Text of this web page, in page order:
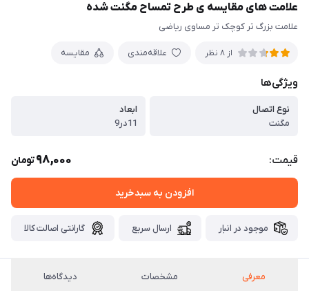
علامت های مقایسه ی طرح تمساح مگنت شده
علامت بزرگ تر کوچک تر مساوی ریاضی
از 8 نظر علاقه‌مندی مقایسه
ویژگی‌ها
نوع اتصال
مگنت
ابعاد
11در9
قیمت: 98,000تومان
افزودن به سبدخرید
موجود در انبار ارسال سریع گارانتی اصالت کالا
معرفی مشخصات دیدگاه‌ها